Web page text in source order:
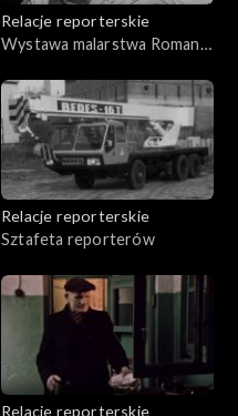
Relacje reporterskie
Wystawa malarstwa Romana
Relacje reporterskie
Sztafeta reporterów
Relacje reporterskie